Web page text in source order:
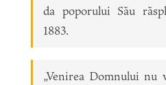
da poporului Său
1883.
„Venirea Domnului nu